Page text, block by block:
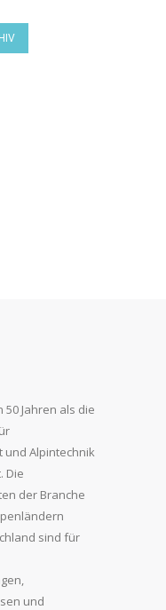
50 Jahren als die
und Alpintechnik
Die
der Branche
sind für
und